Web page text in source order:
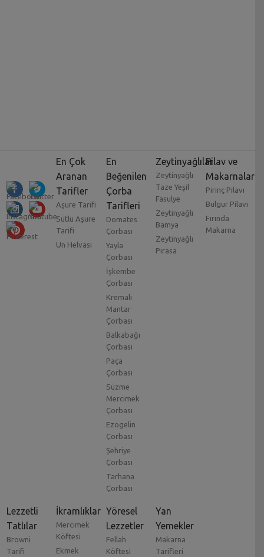
En Çok
Aranan
Tarifler
Aşure Tarifi
Sütlü Aşure
Tarifi
Un Helvası
En
Beğenilen
Çorba
Tarifleri
Domates
Çorbası
Yayla
Çorbası
İşkembe
Çorbası
Kremalı
Mantar
Çorbası
Balkabağı
Çorbası
Paça
Çorbası
Süzme
Mercimek
Çorbası
Ezogelin
Çorbası
Şehriye
Çorbası
Tarhana
Çorbası
Zeytinyağlılar
Zeytinyağlı
Taze Yeşil
Fasulye
Zeytinyağlı
Bamya
Zeytinyağlı
Pırasa
Pilav ve
Makarnalar
Pirinç Pilavı
Bulgur Pilavı
Fırında
Makarna
Lezzetli
Tatlılar
Browni
Tarifi
İkramlıklar
Mercimek
Köftesi
Ekmek
Yöresel
Lezzetler
Fellah
Köftesi
Yan
Yemekler
Makarna
Tarifleri